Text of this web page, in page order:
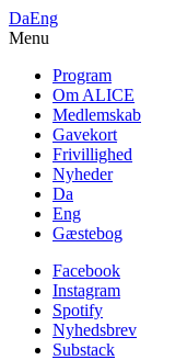
DaEng
Menu
Program
Om ALICE
Medlemskab
Gavekort
Frivillighed
Nyheder
Da
Eng
Gæstebog
Facebook
Instagram
Spotify
Nyhedsbrev
Substack